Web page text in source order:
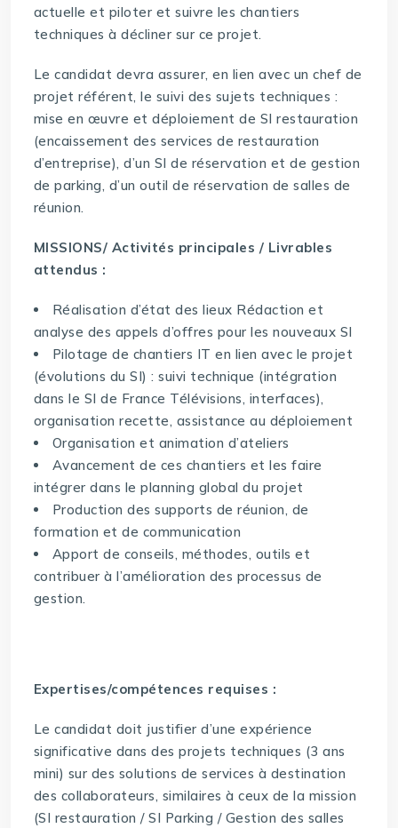
actuelle et piloter et suivre les chantiers
techniques à décliner sur ce projet.
Le candidat devra assurer, en lien avec un chef de
projet référent, le suivi des sujets techniques :
mise en œuvre et déploiement de SI restauration
(encaissement des services de restauration
d’entreprise), d’un SI de réservation et de gestion
de parking, d’un outil de réservation de salles de
réunion.
MISSIONS/ Activités principales / Livrables
attendus :
Réalisation d’état des lieux Rédaction et
analyse des appels d’offres pour les nouveaux SI
Pilotage de chantiers IT en lien avec le projet
(évolutions du SI) : suivi technique (intégration
dans le SI de France Télévisions, interfaces),
organisation recette, assistance au déploiement
Organisation et animation d’ateliers
Avancement de ces chantiers et les faire
intégrer dans le planning global du projet
Production des supports de réunion, de
formation et de communication
Apport de conseils, méthodes, outils et
contribuer à l’amélioration des processus de
gestion.
Expertises/compétences requises :
Le candidat doit justifier d’une expérience
significative dans des projets techniques (3 ans
mini) sur des solutions de services à destination
des collaborateurs, similaires à ceux de la mission
(SI restauration / SI Parking / Gestion des salles